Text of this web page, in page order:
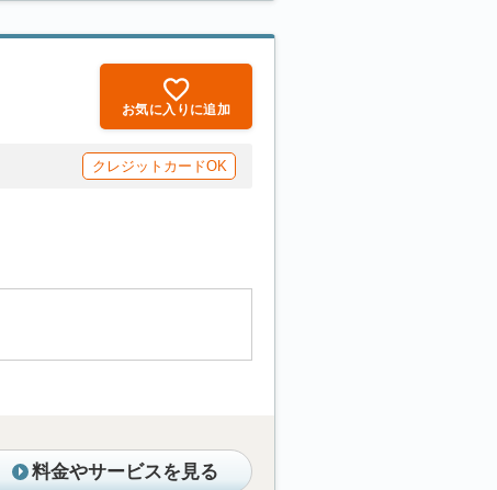
お気に入りに追加
クレジットカードOK
料金やサービスを見る